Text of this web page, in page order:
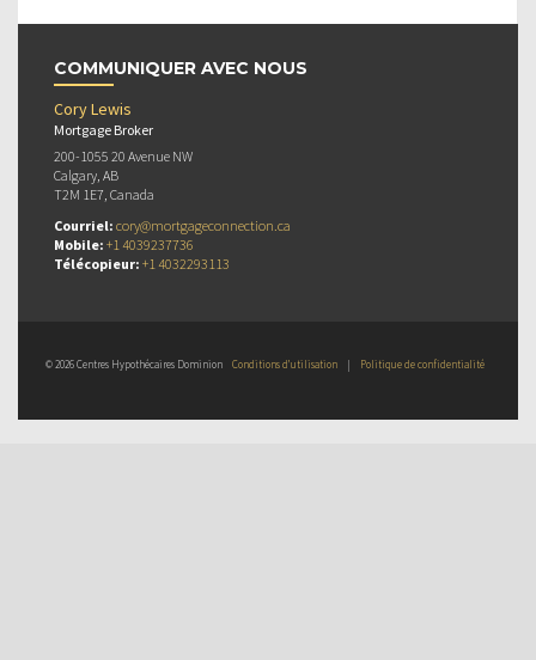
COMMUNIQUER AVEC NOUS
Cory Lewis
Mortgage Broker
200-1055 20 Avenue NW
Calgary, AB
T2M 1E7, Canada
Courriel: cory@mortgageconnection.ca
Mobile: +1 4039237736
Télécopieur: +1 4032293113
© 2026 Centres Hypothécaires Dominion Conditions d’utilisation | Politique de confidentialité